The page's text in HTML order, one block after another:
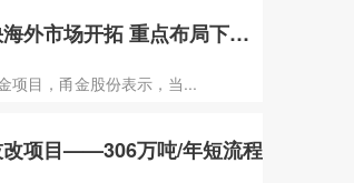
甬金：加快海外市场开拓 重点布局下游水管
项目，甬金股份表示，当...
改项目——306万吨/年短流程